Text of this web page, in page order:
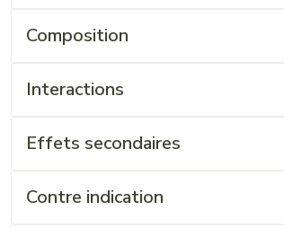
Composition
Interactions
Effets secondaires
Contre indication